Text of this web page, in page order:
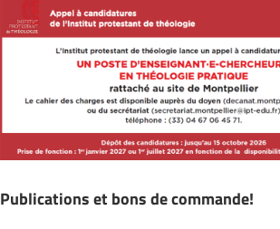
Publications et bons de commande!